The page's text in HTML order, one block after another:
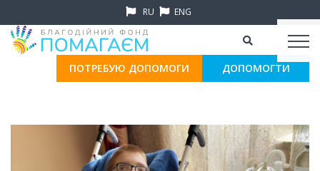
RU ENG
ПОТРЕБУЮ ДОПОМОГИ ДОПОМОГТИ